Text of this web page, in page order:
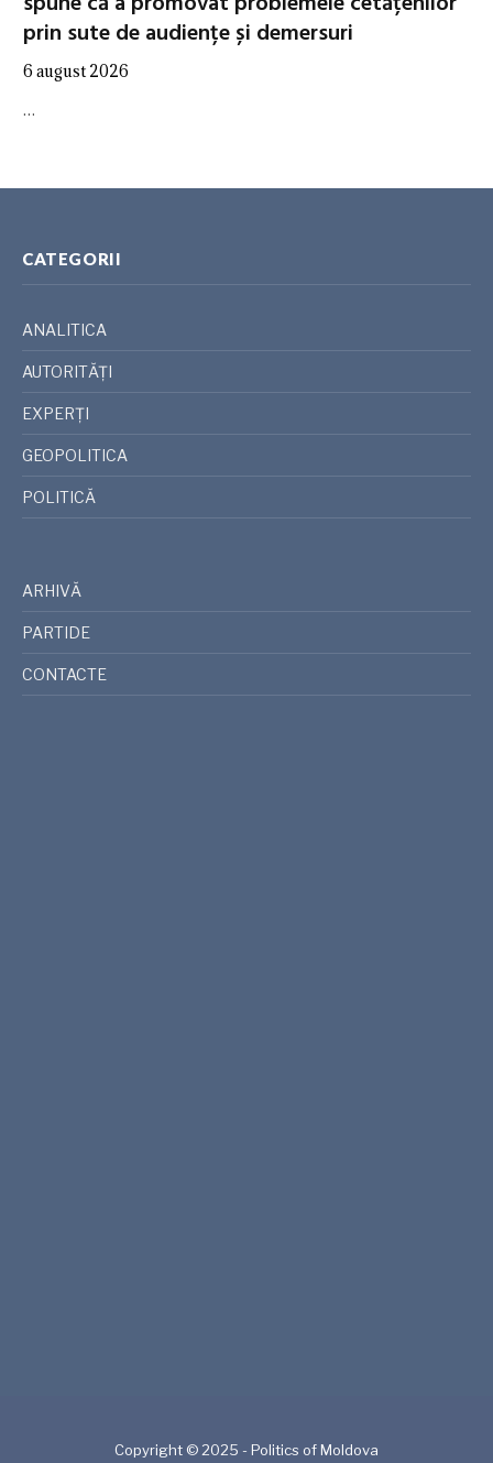
prin sute de audiențe și demersuri
6 august 2026
…
CATEGORII
ANALITICA
AUTORITĂȚI
EXPERȚI
GEOPOLITICA
POLITICĂ
ARHIVĂ
PARTIDE
CONTACTE
Copyright © 2025 - Politics of Moldova